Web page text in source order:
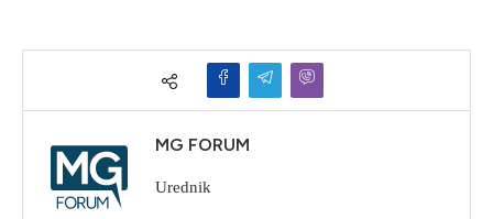
MG FORUM
Urednik